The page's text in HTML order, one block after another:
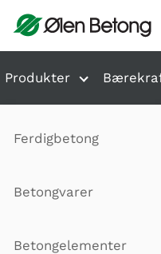
Hopp til innhold
Produkter
Ferdigbetong
Betongvarer
Betongelementer
Produkter